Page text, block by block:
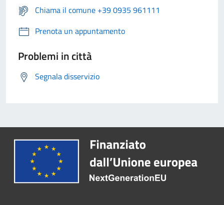
Chiama il comune +39 0935 961111
Prenota un appuntamento
Problemi in città
Segnala disservizio